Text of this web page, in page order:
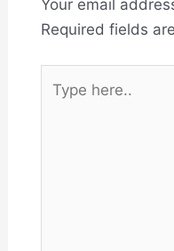
Your email
Required fields
here..